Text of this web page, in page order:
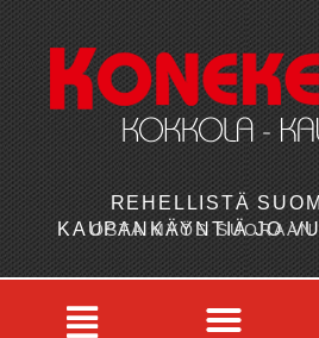
REHELLISTÄ
KAUPANKÄYNTIÄ JO
OSTA MYÖS